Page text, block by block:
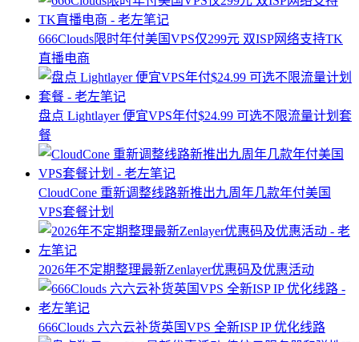
666Clouds限时年付美国VPS仅299元 双ISP网络支持TK
直播电商
盘点 Lightlayer 便宜VPS年付$24.99 可选不限流量计划套
餐
CloudCone 重新调整线路新推出九周年几款年付美国
VPS套餐计划
2026年不定期整理最新Zenlayer优惠码及优惠活动
666Clouds 六六云补货英国VPS 全新ISP IP 优化线路